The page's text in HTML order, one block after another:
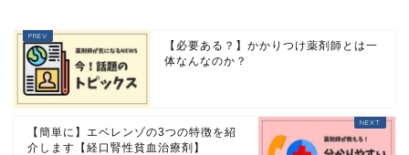
【必要ある？】かかりつけ薬剤師とは一
体なんなのか？
【簡単に】エベレンゾの3つの特徴を紹
介します【経口腎性貧血治療剤】